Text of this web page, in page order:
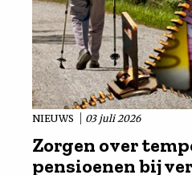
NIEUWS 03 juli 2026
Zorgen over
pensioenen bij